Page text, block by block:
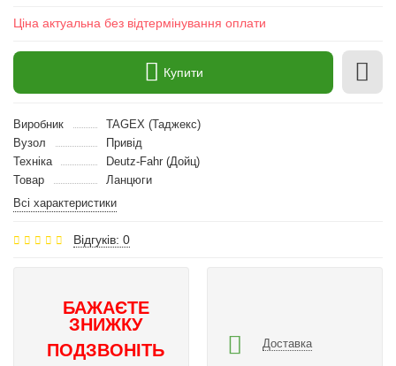
Ціна актуальна без відтермінування оплати
Купити
Виробник
TAGEX (Таджекс)
Вузол
Привід
Техніка
Deutz-Fahr (Дойц)
Товар
Ланцюги
Всі характеристики
Відгуків: 0
БАЖАЄТЕ
ЗНИЖКУ
ПОДЗВОНІТЬ
Доставка